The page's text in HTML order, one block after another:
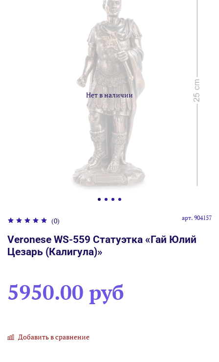
Нет в наличии
(0) арт. 904157
Veronese WS-559 Статуэтка «Гай Юлий
Цезарь (Калигула)»
5950.00 руб
Добавить в сравнение